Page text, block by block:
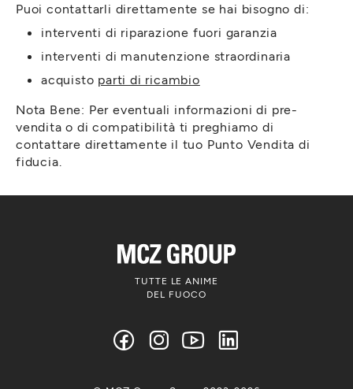
Puoi contattarli direttamente se hai bisogno di:
interventi di riparazione fuori garanzia
interventi di manutenzione straordinaria
acquisto parti di ricambio
Nota Bene: Per eventuali informazioni di pre-
vendita o di compatibilità ti preghiamo di
contattare direttamente il tuo Punto Vendita di
fiducia.
TUTTE LE ANIME
DEL FUOCO